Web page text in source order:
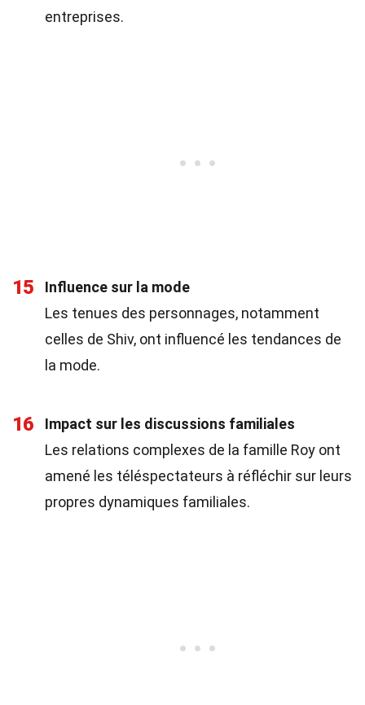
entreprises.
15
Influence sur la mode
Les tenues des personnages, notamment
celles de Shiv, ont influencé les tendances de
la mode.
16
Impact sur les discussions familiales
Les relations complexes de la famille Roy ont
amené les téléspectateurs à réfléchir sur leurs
propres dynamiques familiales.